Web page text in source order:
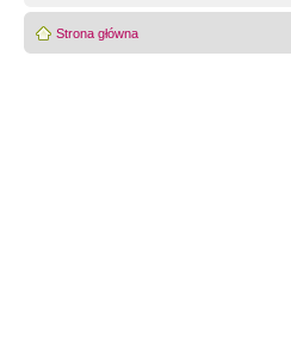
Strona główna